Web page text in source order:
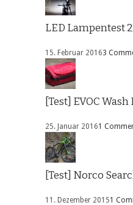
LED Lampentest
15. Februar 20163
[Test] EVOC Wash
25. Januar 20161
[Test] Norco
11. Dezember 20151